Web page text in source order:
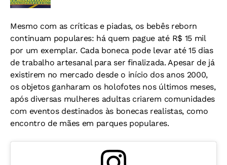
Mesmo com as críticas e piadas, os bebês reborn
continuam populares: há quem pague até R$ 15 mil
por um exemplar. Cada boneca pode levar até 15 dias
de trabalho artesanal para ser finalizada. Apesar de já
existirem no mercado desde o início dos anos 2000,
os objetos ganharam os holofotes nos últimos meses,
após diversas mulheres adultas criarem comunidades
com eventos destinados às bonecas realistas, como
encontro de mães em parques populares.